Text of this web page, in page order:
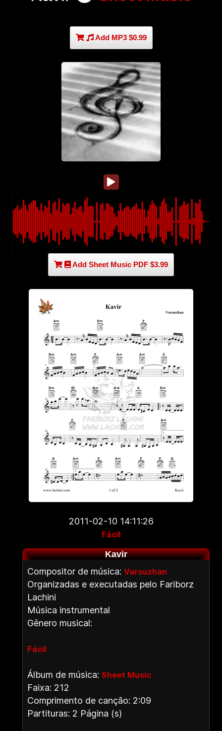
Add MP3 $0.99
Add Sheet Music PDF $3.99
2011-02-10 14:11:26
Fácil
Kavir
Compositor de música: Varouzhan
Organizadas e executadas pelo Fariborz
Lachini
Música instrumental
Gênero musical:
Fácil
Álbum de música: Sheet Music
Faixa: 212
Comprimento de canção: 2:09
Partituras: 2 Página (s)